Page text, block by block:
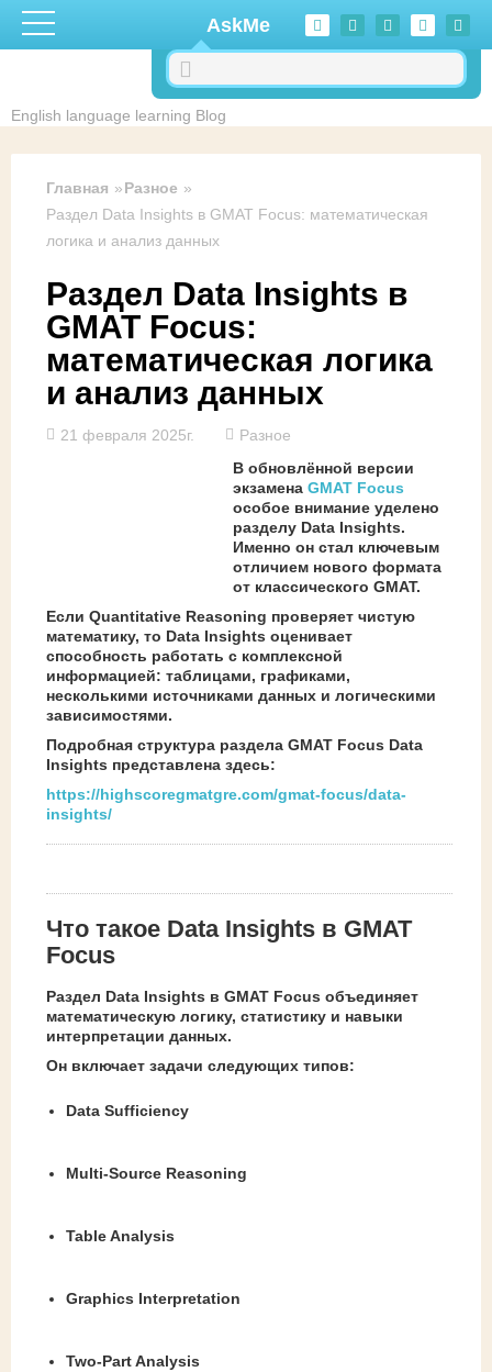
Перейти к основному содержанию
AskMe
English language learning Blog
Главная
Разное
Раздел Data Insights в GMAT Focus: математическая
логика и анализ данных
Раздел Data Insights в
GMAT Focus:
математическая логика
и анализ данных
21 февраля 2025г.
Разное
В обновлённой версии
экзамена GMAT Focus
особое внимание уделено
разделу Data Insights.
Именно он стал ключевым
отличием нового формата
от классического GMAT.
Если Quantitative Reasoning проверяет чистую
математику, то Data Insights оценивает
способность работать с комплексной
информацией: таблицами, графиками,
несколькими источниками данных и логическими
зависимостями.
Подробная структура раздела GMAT Focus Data
Insights представлена здесь:
https://highscoregmatgre.com/gmat-focus/data-
insights/
Что такое Data Insights в GMAT
Focus
Раздел Data Insights в GMAT Focus объединяет
математическую логику, статистику и навыки
интерпретации данных.
Он включает задачи следующих типов:
Data Sufficiency
Multi-Source Reasoning
Table Analysis
Graphics Interpretation
Two-Part Analysis